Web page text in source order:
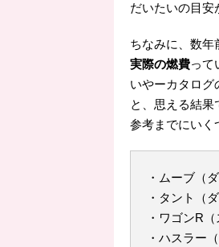
だいたいの目安
ちなみに、数年
実際の燃費って
いやーカタログ
と、思える結
参考までにいく
・ムーブ（
・タント（
・ワゴンR
・ハスラー